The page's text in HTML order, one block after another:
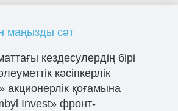
маңызды сәт
кездесулердің бірі
кәсіпкерлік
акционерлік қоғамына
Invest» фронт-